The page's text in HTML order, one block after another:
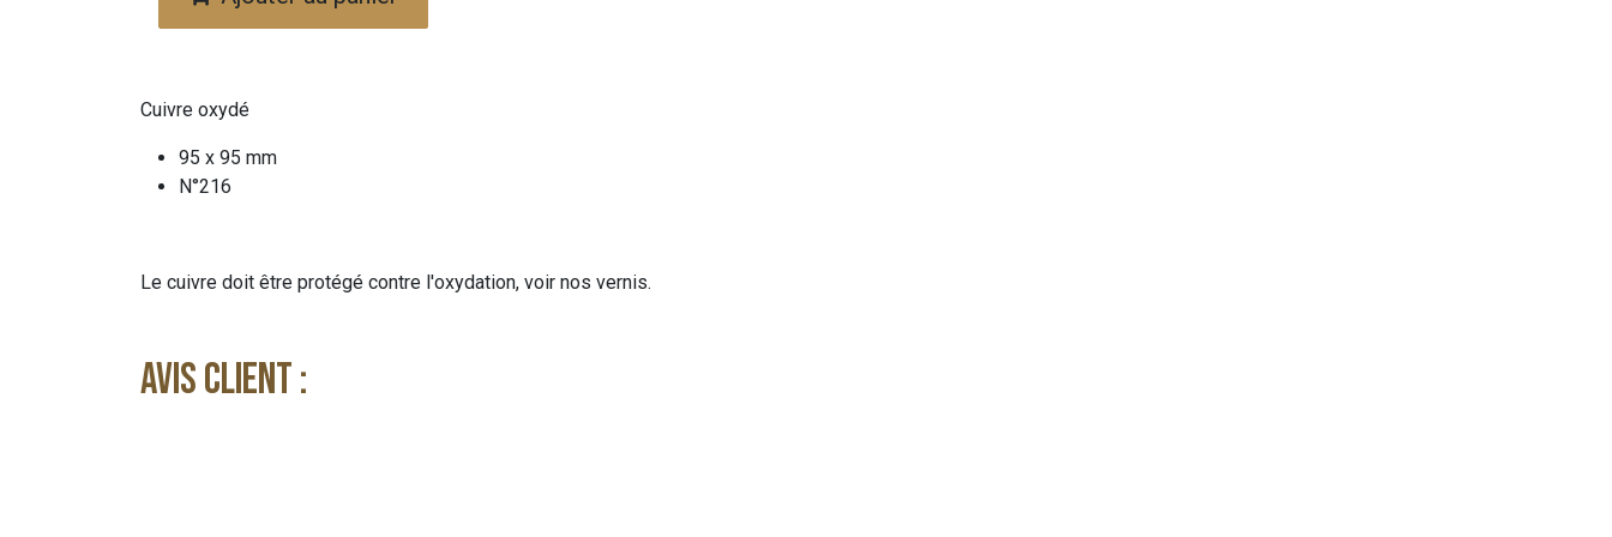
Cuivre oxydé
95 x 95 mm
N°216
Le cuivre doit être protégé contre l'oxydation, voir nos vernis.
Avis client :